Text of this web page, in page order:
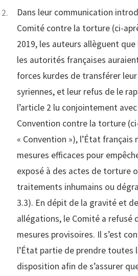
Dans leur communication
Comité contre la torture (ci-
2019, les auteurs allèguent
les autorités françaises
forces kurdes de transférer
syriennes, et leur refus de le
l’article 2 lu conjointement
Convention contre la torture
« Convention »), l’État français
mesures efficaces pour
exposé à des actes de torture
traitements inhumains ou
3.3). En dépit de la gravité et
allégations, le Comité a refusé
mesures provisoires. Il s’est
l’État partie de prendre toutes
disposition afin de s’assurer